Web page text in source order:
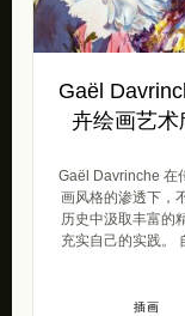
Gaël
卉绘画艺术
Gaël Davrinche 在
画风格的渗透下，
历史中汲取丰富的
充实自己的实践。
插画